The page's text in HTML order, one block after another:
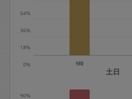
※キャンセル料金の設定
0%
18%
36%
54%
9時
土日
90%